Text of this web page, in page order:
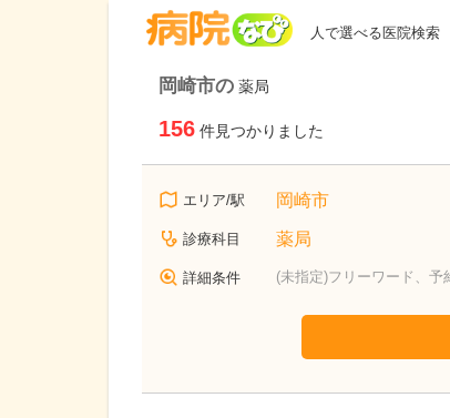
人で選べる医院検索
岡崎市の 薬局
156 件見つかりました
エリア/駅 岡崎市
診療科目 薬局
詳細条件 (未指定)フリーワード、